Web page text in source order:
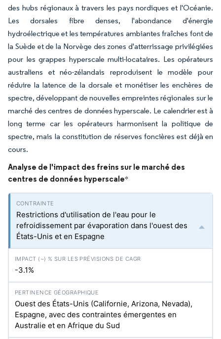
des hubs régionaux à travers les pays nordiques et l'Océanie.
Les dorsales fibre denses, l'abondance d'énergie
hydroélectrique et les températures ambiantes fraîches font de
la Suède et de la Norvège des zones d'atterrissage privilégiées
pour les grappes hyperscale multi-locataires. Les opérateurs
australiens et néo-zélandais reproduisent le modèle pour
réduire la latence de la dorsale et monétiser les enchères de
spectre, développant de nouvelles empreintes régionales sur le
marché des centres de données hyperscale. Le calendrier est à
long terme car les opérateurs harmonisent la politique de
spectre, mais la constitution de réserves foncières est déjà en
cours.
Analyse de l'impact des freins sur le marché des
centres de données hyperscale*
Restrictions d'utilisation de l'eau pour le
refroidissement par évaporation dans l'ouest des
États-Unis et en Espagne
-3.1%
Ouest des États-Unis (Californie, Arizona, Nevada),
Espagne, avec des contraintes émergentes en
Australie et en Afrique du Sud